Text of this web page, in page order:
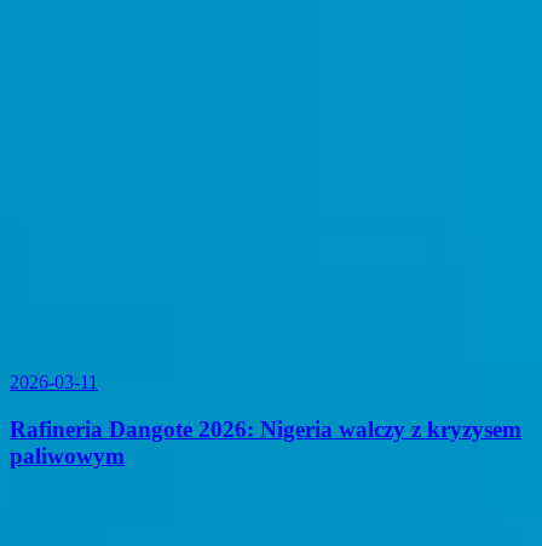
2026-03-11
Rafineria Dangote 2026: Nigeria walczy z kryzysem
paliwowym